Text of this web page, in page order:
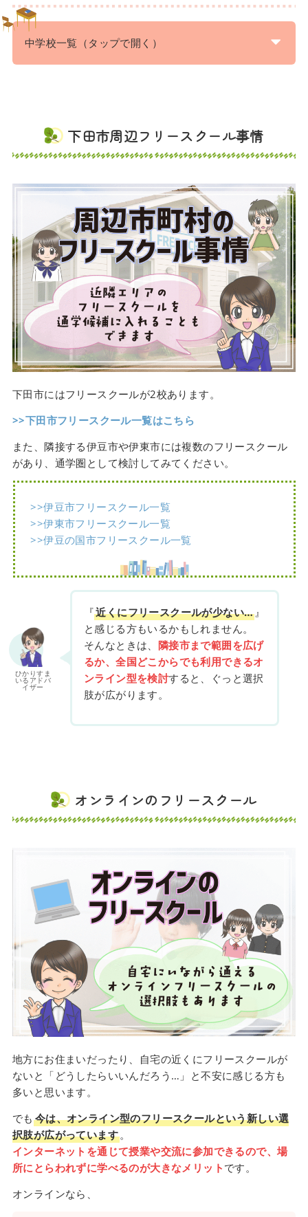
中学校一覧（タップで開く）
下田市周辺フリースクール事情
下田市にはフリースクールが2校あります。
>>下田市フリースクール一覧はこちら
また、隣接する伊豆市や伊東市には複数のフリースクール
があり、通学圏として検討してみてください。
>>伊豆市フリースクール一覧
>>伊東市フリースクール一覧
>>伊豆の国市フリースクール一覧
ひかりすま
いるアドバ
イザー
『近くにフリースクールが少ない… 』
と感じる方もいるかもしれません。
そんなときは、 隣接市まで範囲を広げ
るか、全国どこからでも利用できるオ
ンライン型を検討すると、ぐっと選択
肢が広がります。
オンラインのフリースクール
地方にお住まいだったり、自宅の近くにフリースクールが
ないと「どうしたらいいんだろう…」と不安に感じる方も
多いと思います。
でも 今は、オンライン型のフリースクールという新しい選
択肢が広がっています。
インターネットを通じて授業や交流に参加できるので、場
所にとらわれずに学べるのが大きなメリット です。
オンラインなら、